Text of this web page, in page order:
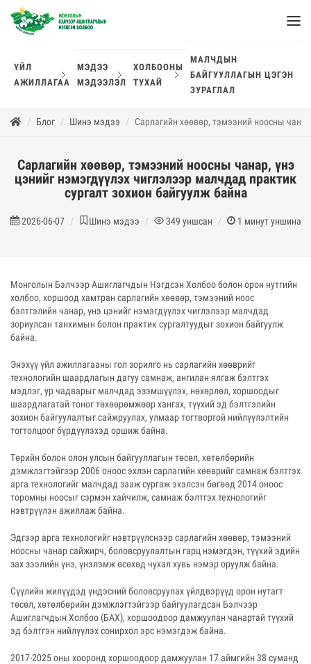
ҮЙЛ
АЖИЛЛАГАА
МЭДЭЭ
МЭДЭЭЛЭЛ
ХОЛБООНЫ
ТУХАЙ
МАЛЧДЫН
БАЙГУУЛЛАГЫН ЦЭГЭН
ЗУРАГЛАЛ
Блог Шинэ мэдээ Сарлагийн хөөвөр, тэмээний ноосны
Сарлагийн хөөвөр, тэмээний ноосны чанар, үнэ
цэнийг нэмэгдүүлэх чиглэлээр малчдад практик
сургалт зохион байгуулж байна
2026-06-07 Шинэ мэдээ 349 уншсан 1 минут уншина
Монголын Бэлчээр Ашиглагчдын Нэгдсэн Холбоо болон орон нутгийн
холбоо, хоршоод хамтран сарлагийн хөөвөр, тэмээний ноос
бэлтгэлийн чанар, үнэ цэнийг нэмэгдүүлэх чиглэлээр малчдад
зориулсан танхимын болон практик сургалтуудыг зохион байгуулж
байна.
Энэхүү үйл ажиллагааны гол зорилго нь сарлагийн хөөврийг
технологийн шаардлагын дагуу самнаж, ангилан ялгаж бэлтгэх
мэдлэг, ур чадварыг малчдад эзэмшүүлэх, нөхөрлөл, хоршоодыг
шаардлагатай тоног төхөөрөмжөөр хангах, түүхий эд бэлтгэлийн
зохион байгуулалтыг сайжруулах, улмаар тогтвортой нийлүүлэлтийн
тогтолцоог бүрдүүлэхэд оршиж байна.
Төрийн болон олон улсын байгууллагын төсөл, хөтөлбөрийн
дэмжлэгтэйгээр 2006 оноос эхлэн сарлагийн хөөврийг самнаж бэлтгэх
арга технологийг малчдад зааж сургаж эхэлсэн бөгөөд 2014 оноос
торомны ноосыг сэрмэн хайчилж, самнаж бэлтгэх технологийг
нэвтрүүлэн ажиллаж байна.
Эдгээр арга технологийг нэвтрүүлснээр сарлагийн хөөвөр, тэмээний
ноосны чанар сайжирч, боловсруулалтын гарц нэмэгдэн, түүхий эдийн
зах зээлийн үнэ, үнэлэмж өсөхөд чухал хувь нэмэр оруулж байна.
Сүүлийн жилүүдэд үндэсний боловсруулах үйлдвэрүүд орон нутагт
төсөл, хөтөлбөрийн дэмжлэгтэйгээр байгуулагдсан Бэлчээр
Ашиглагчдын Холбоо (БАХ), хоршоодоор дамжуулан чанартай түүхий
эд бэлтгэн нийлүүлэх сонирхол эрс нэмэгдэж байна.
2017-2025 оны хооронд хоршоодоор дамжуулан 17 аймгийн 38 суманд